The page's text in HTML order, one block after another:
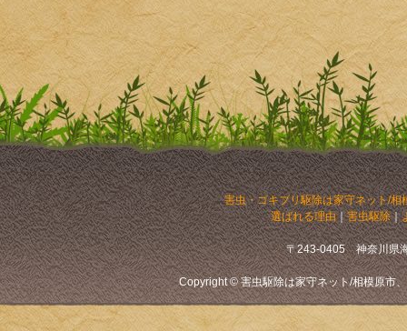
害虫・ゴキブリ駆除は家守ネット/
選ばれる理由｜害虫駆除｜
〒243-0405 神奈川県
Copyright © 害虫駆除は家守ネット/相模原市